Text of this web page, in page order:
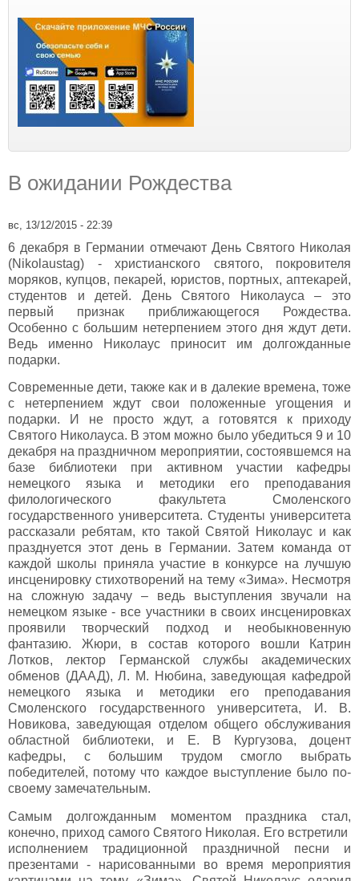
В ожидании Рождества
вс, 13/12/2015 - 22:39
6 декабря в Германии отмечают День Святого Николая
(Nikolaustag) - христианского святого, покровителя
моряков, купцов, пекарей, юристов, портных, аптекарей,
студентов и детей. День Святого Николауса – это
первый признак приближающегося Рождества.
Особенно с большим нетерпением этого дня ждут дети.
Ведь именно Николаус приносит им долгожданные
подарки.
Современные дети, также как и в далекие времена, тоже
с нетерпением ждут свои положенные угощения и
подарки. И не просто ждут, а готовятся к приходу
Святого Николауса. В этом можно было убедиться 9 и 10
декабря на праздничном мероприятии, состоявшемся на
базе библиотеки при активном участии кафедры
немецкого языка и методики его преподавания
филологического факультета Смоленского
государственного университета. Студенты университета
рассказали ребятам, кто такой Святой Николаус и как
празднуется этот день в Германии. Затем команда от
каждой школы приняла участие в конкурсе на лучшую
инсценировку стихотворений на тему «Зима». Несмотря
на сложную задачу – ведь выступления звучали на
немецком языке - все участники в своих инсценировках
проявили творческий подход и необыкновенную
фантазию. Жюри, в состав которого вошли Катрин
Лотков, лектор Германской службы академических
обменов (ДААД), Л. М. Нюбина, заведующая кафедрой
немецкого языка и методики его преподавания
Смоленского государственного университета, И. В.
Новикова, заведующая отделом общего обслуживания
областной библиотеки, и Е. В Кургузова, доцент
кафедры, с большим трудом смогло выбрать
победителей, потому что каждое выступление было по-
своему замечательным.
Самым долгожданным моментом праздника стал,
конечно, приход самого Святого Николая. Его встретили
исполнением традиционной праздничной песни и
презентами - нарисованными во время мероприятия